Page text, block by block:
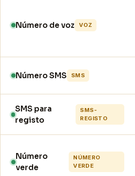
Número de voz VOZ
Número SMS SMS
SMS para
registo
SMS-
REGISTO
Número
verde
NÚMERO
VERDE